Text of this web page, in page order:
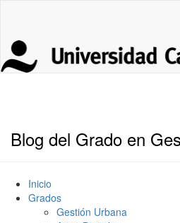
Blog del Grado en
Inicio
Grados
Gestión Urbana